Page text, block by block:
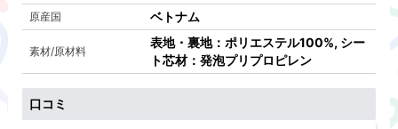
原産国
ベトナム
素材/原材料
表地・裏地：ポリエステル100%, シー
ト芯材：発泡プリプロピレン
口コミ